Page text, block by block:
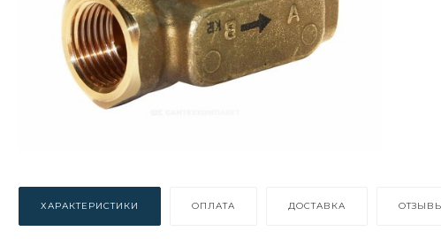
ХАРАКТЕРИСТИКИ ОПЛАТА ДОСТАВКА